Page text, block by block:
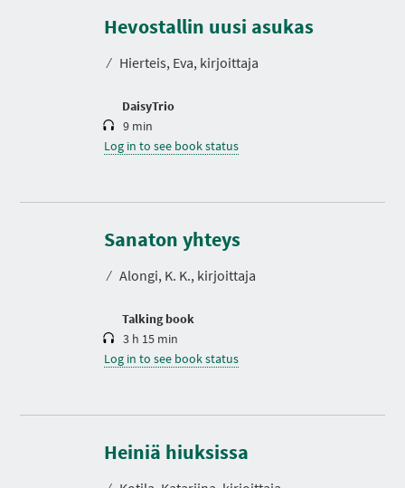
Hevostallin uusi asukas
⁄ Hierteis, Eva, kirjoittaja
DaisyTrio
r
a
i
9 min
Log in to see book status
Sanaton yhteys
⁄ Alongi, K. K., kirjoittaja
Talking book
D
r
a
i
3 h 15 min
Log in to see book status
Heiniä hiuksissa
D
r
a